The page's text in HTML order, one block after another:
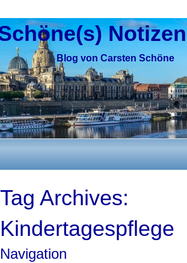
Blog von Carsten Schöne
Notizen
Tag Archives:
Kindertagespflege
Navigation